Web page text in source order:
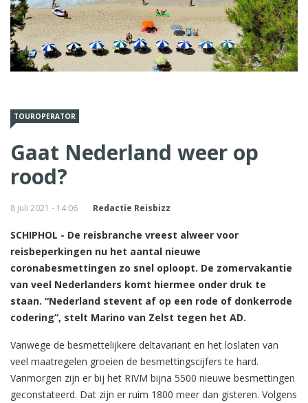
TOUROPERATOR
Gaat Nederland weer op
rood?
8 juli 2021 - 14:06 Redactie Reisbizz
SCHIPHOL - De reisbranche vreest alweer voor
reisbeperkingen nu het aantal nieuwe
coronabesmettingen zo snel oploopt. De zomervakantie
van veel Nederlanders komt hiermee onder druk te
staan. “Nederland stevent af op een rode of donkerrode
codering”, stelt Marino van Zelst tegen het AD.
Vanwege de besmettelijkere deltavariant en het loslaten van
veel maatregelen groeien de besmettingscijfers te hard.
Vanmorgen zijn er bij het RIVM bijna 5500 nieuwe besmettingen
geconstateerd. Dat zijn er ruim 1800 meer dan gisteren. Volgens